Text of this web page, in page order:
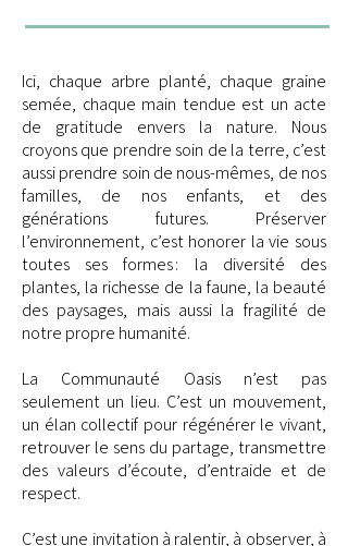
Ici, chaque arbre planté, chaque graine
semée, chaque main tendue est un acte
de gratitude envers la nature. Nous
croyons que prendre soin de la terre, c’est
aussi prendre soin de nous-mêmes, de nos
familles, de nos enfants, et des
générations futures. Préserver
l’environnement, c’est honorer la vie sous
toutes ses formes : la diversité des
plantes, la richesse de la faune, la beauté
des paysages, mais aussi la fragilité de
notre propre humanité.
La Communauté Oasis n’est pas
seulement un lieu. C’est un mouvement,
un élan collectif pour régénérer le vivant,
retrouver le sens du partage, transmettre
des valeurs d’écoute, d’entraide et de
respect.
C’est une invitation à ralentir, à observer, à